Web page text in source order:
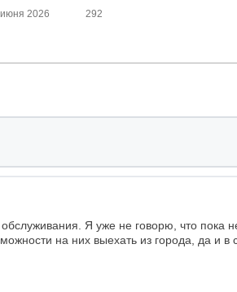
2026 292
Я уже не говорю, что пока
на них выехать из города, да и в